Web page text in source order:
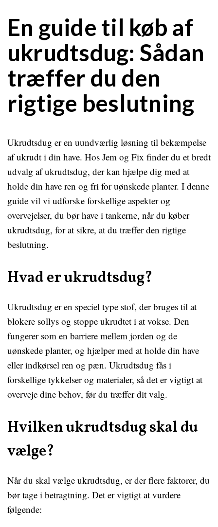
En guide til køb af
ukrudtsdug: Sådan
træffer du den
rigtige beslutning
Ukrudtsdug er en uundværlig løsning til bekæmpelse
af ukrudt i din have. Hos Jem og Fix finder du et bredt
udvalg af ukrudtsdug, der kan hjælpe dig med at
holde din have ren og fri for uønskede planter. I denne
guide vil vi udforske forskellige aspekter og
overvejelser, du bør have i tankerne, når du køber
ukrudtsdug, for at sikre, at du træffer den rigtige
beslutning.
Hvad er ukrudtsdug?
Ukrudtsdug er en speciel type stof, der bruges til at
blokere sollys og stoppe ukrudtet i at vokse. Den
fungerer som en barriere mellem jorden og de
uønskede planter, og hjælper med at holde din have
eller indkørsel ren og pæn. Ukrudtsdug fås i
forskellige tykkelser og materialer, så det er vigtigt at
overveje dine behov, før du træffer dit valg.
Hvilken ukrudtsdug skal du
vælge?
Når du skal vælge ukrudtsdug, er der flere faktorer, du
bør tage i betragtning. Det er vigtigt at vurdere
følgende: